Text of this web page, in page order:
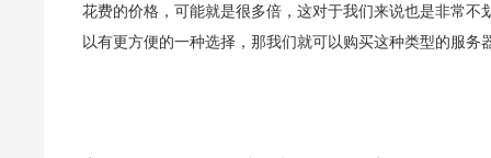
花费的价格，可能就是很多倍，这对于我们来说也是非常
以有更方便的一种选择，那我们就可以购买这种类型的服务